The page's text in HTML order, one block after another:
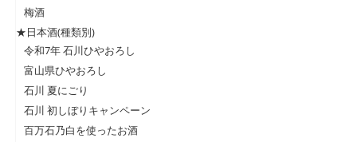
梅酒
★日本酒(種類別)
令和7年 石川ひやおろし
富山県ひやおろし
石川 夏にごり
石川 初しぼりキャンペーン
百万石乃白を使ったお酒